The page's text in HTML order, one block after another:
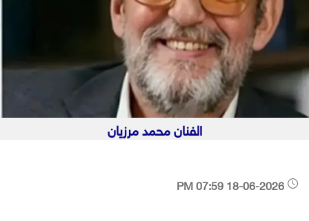
الفنان محمد مرزيان